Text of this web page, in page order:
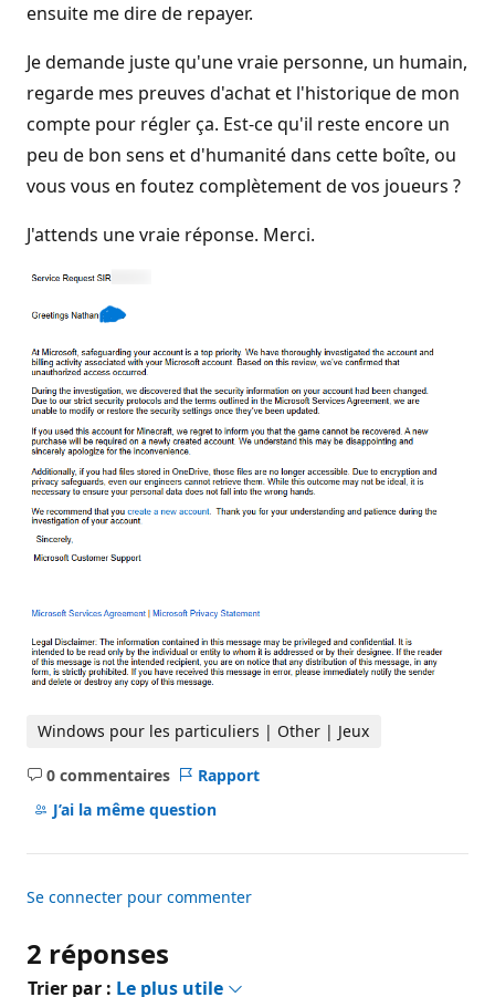
ensuite me dire de repayer.
Je demande juste qu'une vraie personne, un humain,
regarde mes preuves d'achat et l'historique de mon
compte pour régler ça. Est-ce qu'il reste encore un
peu de bon sens et d'humanité dans cette boîte, ou
vous vous en foutez complètement de vos joueurs ?
J'attends une vraie réponse. Merci.
Windows pour les particuliers | Other | Jeux
0 commentaires
Aucun
commentaire
Rapport
J’ai la même question
Se connecter pour commenter
2 réponses
Trier par : Le plus utile